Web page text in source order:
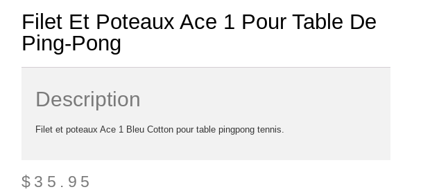
Filet Et Poteaux Ace 1 Pour Table De
Ping-Pong
Description
Filet et poteaux Ace 1 Bleu Cotton pour table pingpong tennis.
$ 35.95